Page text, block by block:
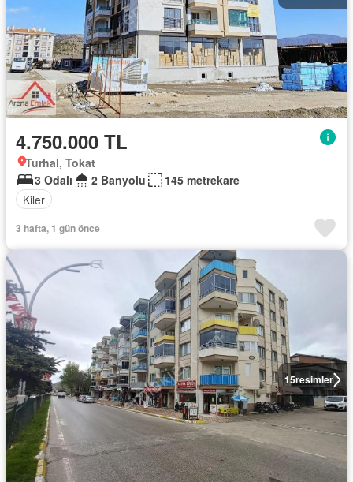
4.750.000 TL
Turhal, Tokat
3 Odalı
2 Banyolu
145 metrekare
Kiler
3 hafta, 1 gün önce
15resimler